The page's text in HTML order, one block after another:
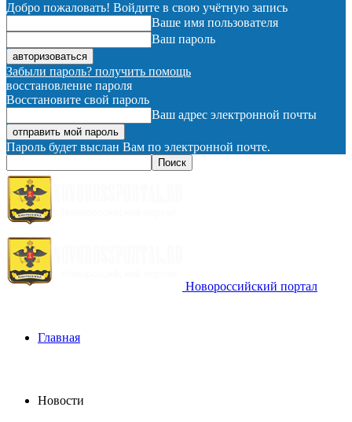
Добро пожаловать! Войдите в свою учётную запись
Ваше имя пользователя
Ваш пароль
Забыли пароль? получить помощь
восстановление пароля
Восстановите свой пароль
Ваш адрес электронной почты
Пароль будет выслан Вам по электронной почте.
Новороссийский портал
Главная
Новости